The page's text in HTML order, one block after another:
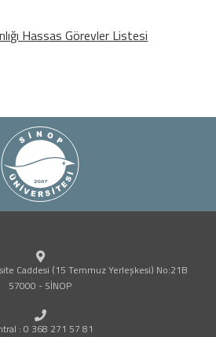
Hassas Görevler Listesi
Caddesi (15 Temmuz Yerleşkesi) No:21B
57000 - SİNOP
: 0 368 271 57 81